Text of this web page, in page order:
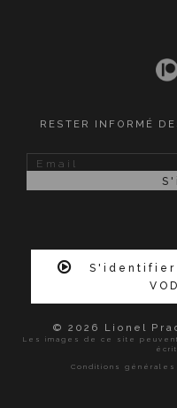
RESTER INFORMÉ
S'identifier
© 2026 Lionel
Les images de ce site
Conditions